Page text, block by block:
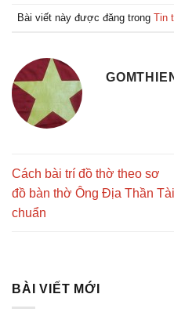
Bài viết này được đăng trong Tin
Cách bài trí đồ thờ theo sơ
đồ bàn thờ Ông Địa Thần Tài
chuẩn
BÀI VIẾT MỚI